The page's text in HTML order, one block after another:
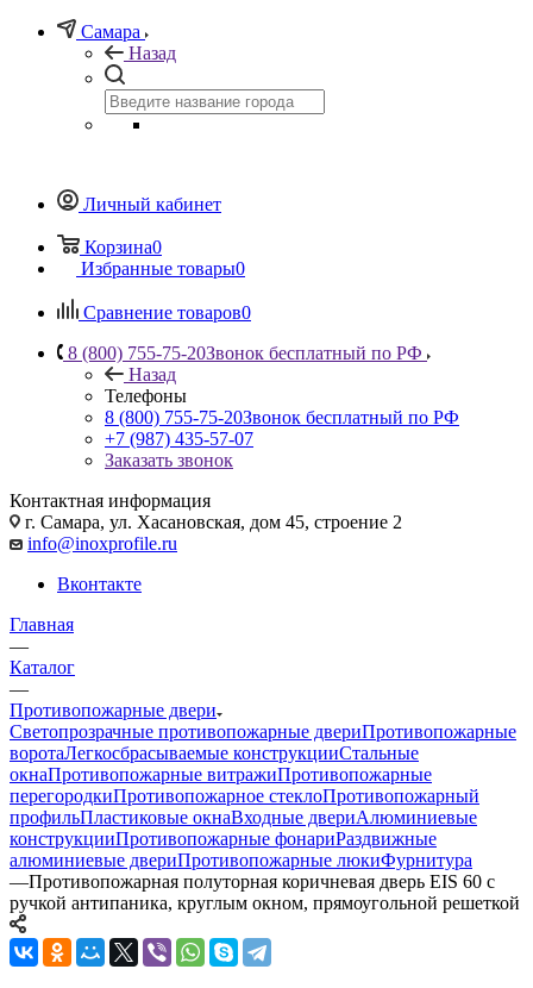
Самара
Назад
Личный кабинет
Корзина0
Избранные товары0
Сравнение товаров0
8 (800) 755-75-20Звонок бесплатный по РФ
Назад
Телефоны
8 (800) 755-75-20Звонок бесплатный по РФ
+7 (987) 435-57-07
Заказать звонок
Контактная информация
г. Самара, ул. Хасановская, дом 45, строение 2
info@inoxprofile.ru
Вконтакте
Главная
—
Каталог
—
Противопожарные двери
Светопрозрачные противопожарные двериПротивопожарные
воротаЛегкосбрасываемые конструкцииСтальные
окнаПротивопожарные витражиПротивопожарные
перегородкиПротивопожарное стеклоПротивопожарный
профильПластиковые окнаВходные двериАлюминиевые
конструкцииПротивопожарные фонариРаздвижные
алюминиевые двериПротивопожарные люкиФурнитура
—Противопожарная полуторная коричневая дверь EIS 60 с
ручкой антипаника, круглым окном, прямоугольной решеткой